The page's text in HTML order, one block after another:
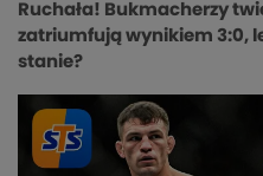
Ruchała! Bukmacherzy
zatriumfują wynikiem 3:0,
stanie?